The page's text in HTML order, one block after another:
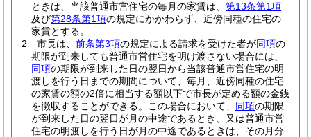
ときは、当該普通市営住宅の毎月の家賃は、 第13条第1項
及び第28条第1項の規定にかかわらず、近傍同種の住宅の
家賃とする。
2
市長は、 前条第3項の規定による請求を受けた者が同項の
期限が到来しても普通市営住宅を明け渡さない場合には、
同項の期限が到来した日の翌日から当該普通市営住宅の明
渡しを行う日までの期間について、毎月、近傍同種の住宅
の家賃の額の2倍に相当する額以下で市長が定める額の金銭
を徴収することができる。
この場合において、 同項の期限
が到来した日の翌日が月の中途であるとき、又は普通市営
住宅の明渡しを行う日が月の中途であるときは、その月分